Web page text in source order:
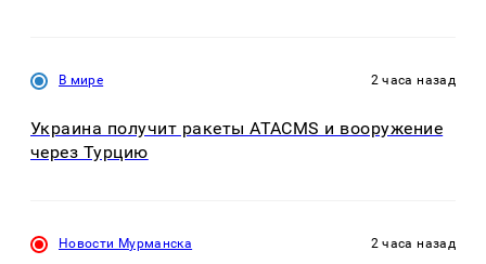
В мире 2 часа назад
Украина получит ракеты ATACMS и вооружение
через Турцию
Новости Мурманска 2 часа назад